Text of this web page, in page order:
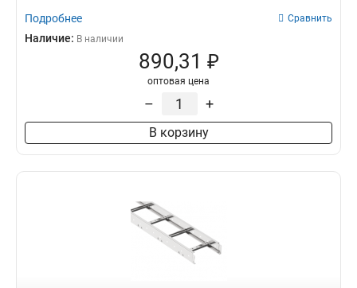
Подробнее Сравнить
Наличие: В наличии
890,31 ₽
оптовая цена
– +
В корзину